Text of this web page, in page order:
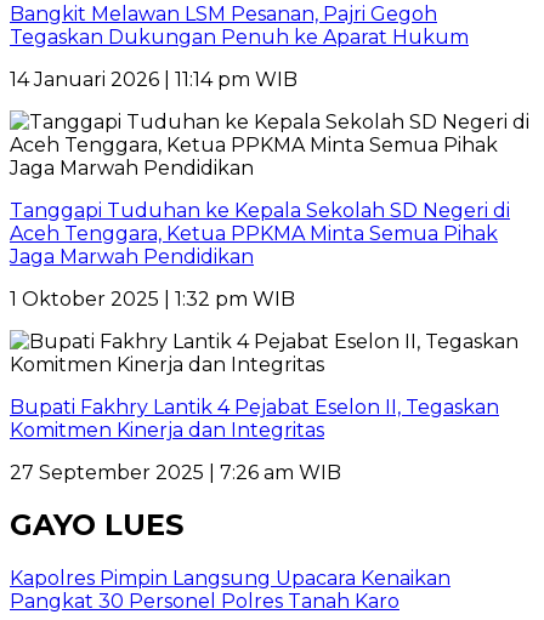
Bangkit Melawan LSM Pesanan, Pajri Gegoh
Tegaskan Dukungan Penuh ke Aparat Hukum
14 Januari 2026 | 11:14 pm WIB
Tanggapi Tuduhan ke Kepala Sekolah SD Negeri di
Aceh Tenggara, Ketua PPKMA Minta Semua Pihak
Jaga Marwah Pendidikan
1 Oktober 2025 | 1:32 pm WIB
Bupati Fakhry Lantik 4 Pejabat Eselon II, Tegaskan
Komitmen Kinerja dan Integritas
27 September 2025 | 7:26 am WIB
GAYO LUES
Kapolres Pimpin Langsung Upacara Kenaikan
Pangkat 30 Personel Polres Tanah Karo